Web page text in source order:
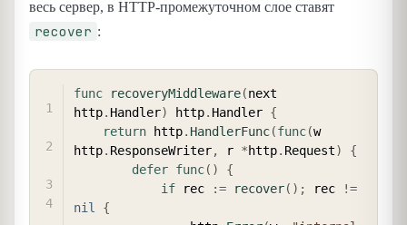
весь сервер, в HTTP-промежуточном слое ставят
recover :
func recoveryMiddleware(next
http. Handler) http. Handler {
return http. HandlerFunc(func(w
http. ResponseWriter, r *http. Request)
{
defer func( )
{
if rec := recover( ) ; rec
!=
nil
{